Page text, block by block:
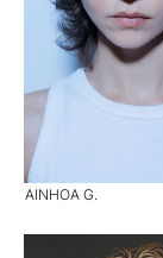
AINHOA G.